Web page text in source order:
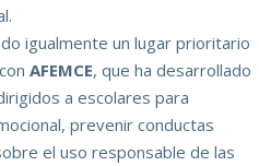
igualmente un lugar prioritario
AFEMCE, que ha desarrollado
a escolares para
prevenir conductas
el uso responsable de las